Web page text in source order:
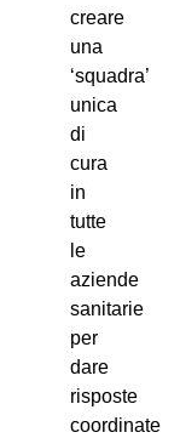
creare
una
‘squadra’
unica
di
cura
in
tutte
le
aziende
sanitarie
per
dare
risposte
coordinate